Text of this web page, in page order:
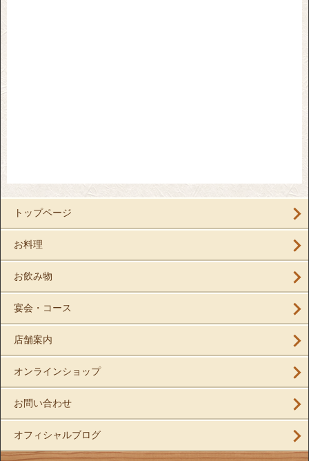
トップページ
お料理
お飲み物
宴会・コース
店舗案内
オンラインショップ
お問い合わせ
オフィシャルブログ